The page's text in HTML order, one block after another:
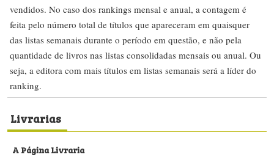
vendidos. No caso dos rankings mensal e anual, a contagem é
feita pelo número total de títulos que apareceram em quaisquer
das listas semanais durante o período em questão, e não pela
quantidade de livros nas listas consolidadas mensais ou anual. Ou
seja, a editora com mais títulos em listas semanais será a líder do
ranking.
Livrarias
A Página Livraria